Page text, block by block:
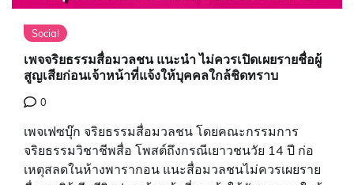
Social
เพจจริยธรรมสื่อมวลชน แนะนำ ไม่ควรเปิดเผยรายชื่อผู้
สูญเสียก่อนเจ้าหน้าที่แจ้งให้บุคคลใกล้ชิดทราบ
0
เพจเฟซบุ๊ก จริยธรรมสื่อมวลชน โดยคณะกรรมการ
จริยธรรมวิชาชีพสื่อ โพสต์ถึงกรณีเยาวชนวัย 14 ปี ก่อ
เหตุสลดในห้างพารากอน แนะสื่อมวลชนไม่ควรเผยราย